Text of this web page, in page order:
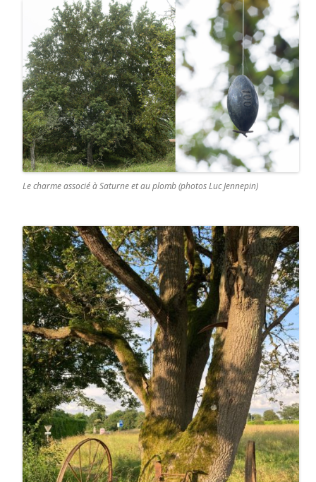
Le charme associé à Saturne et au plomb (photos Luc Jennepin)